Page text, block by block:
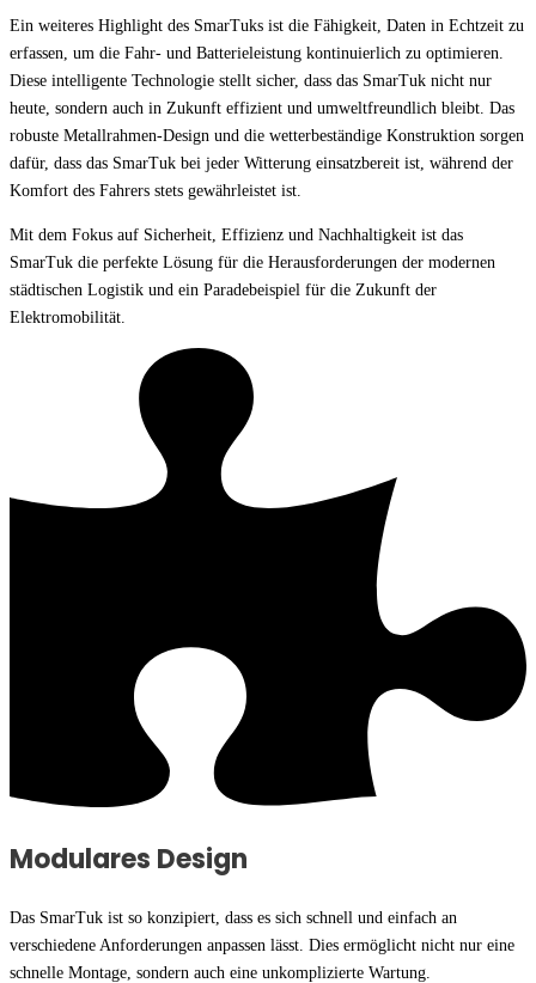
Ein weiteres Highlight des SmarTuks ist die Fähigkeit, Daten in Echtzeit zu
erfassen, um die Fahr- und Batterieleistung kontinuierlich zu optimieren.
Diese intelligente Technologie stellt sicher, dass das SmarTuk nicht nur
heute, sondern auch in Zukunft effizient und umweltfreundlich bleibt. Das
robuste Metallrahmen-Design und die wetterbeständige Konstruktion sorgen
dafür, dass das SmarTuk bei jeder Witterung einsatzbereit ist, während der
Komfort des Fahrers stets gewährleistet ist.
Mit dem Fokus auf Sicherheit, Effizienz und Nachhaltigkeit ist das
SmarTuk die perfekte Lösung für die Herausforderungen der modernen
städtischen Logistik und ein Paradebeispiel für die Zukunft der
Elektromobilität.
Modulares Design
Das SmarTuk ist so konzipiert, dass es sich schnell und einfach an
verschiedene Anforderungen anpassen lässt. Dies ermöglicht nicht nur eine
schnelle Montage, sondern auch eine unkomplizierte Wartung.